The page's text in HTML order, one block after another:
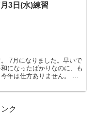
3日(水)練習
いで
になったばかりなのに、も
は仕方ありません。 令
ク